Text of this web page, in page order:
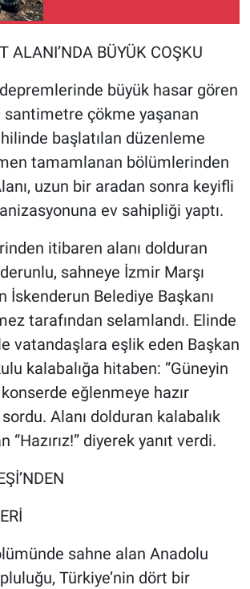
ALANI’NDA BÜYÜK COŞKU
büyük hasar gören
santimetre çökme yaşanan
başlatılan düzenleme
tamamlanan bölümlerinden
uzun bir aradan sonra keyifli
ev sahipliği yaptı.
itibaren alanı dolduran
sahneye İzmir Marşı
İskenderun Belediye Başkanı
tarafından selamlandı. Elinde
vatandaşlara eşlik eden Başkan
kalabalığa hitaben: “Güneyin
eğlenmeye hazır
sordu. Alanı dolduran kalabalık
“Hazırız!” diyerek yanıt verdi.
sahne alan Anadolu
Türkiye’nin dört bir